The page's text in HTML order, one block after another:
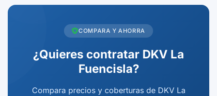
COMPARA Y AHORRA
¿Quieres contratar DKV La
Fuencisla?
Compara precios y coberturas de DKV La